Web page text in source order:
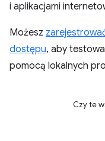
i aplikacjami
Możesz
dostępu, aby
pomocą lokalnych
Czy te